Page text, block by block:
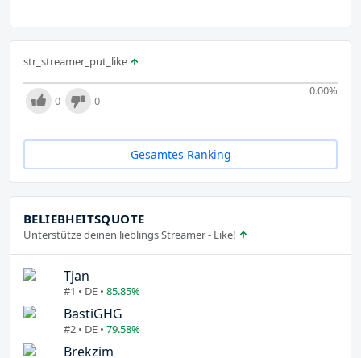
str_streamer_put_like
0.00%
0 0
Gesamtes Ranking
BELIEBHEITSQUOTE
Unterstütze deinen lieblings Streamer - Like!
Tjan
#1 • DE • 85.85%
BastiGHG
#2 • DE • 79.58%
Brekzim